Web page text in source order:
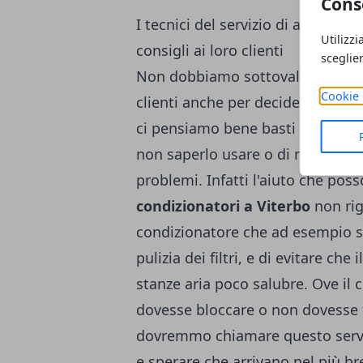
Cookie
I tecnici del servizio di
consigli ai loro clienti
Non dobbiamo sottovalutare il
clienti anche per decidere se
ci pensiamo bene basti
non saperlo usare o di non
problemi. Infatti l'aiuto che
condizionatori a Viterbo non
condizionatore che ad esempio
pulizia dei filtri, e di evitare che
stanze aria poco salubre. Ove il
dovesse bloccare o non
dovremmo chiamare questo